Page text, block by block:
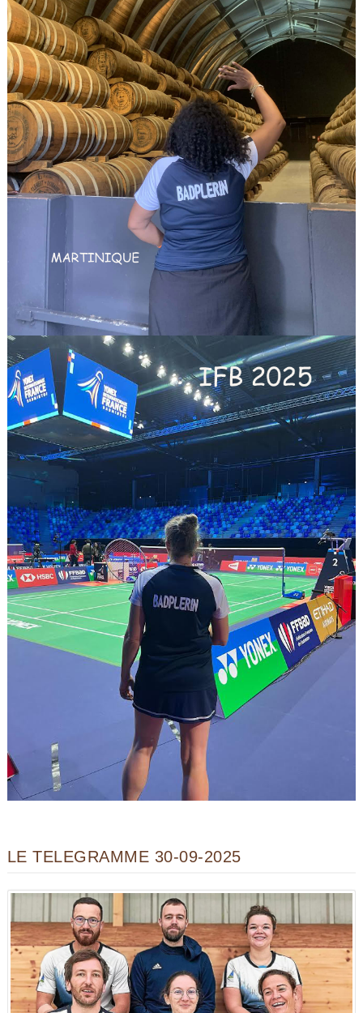
LE TELEGRAMME 30-09-2025